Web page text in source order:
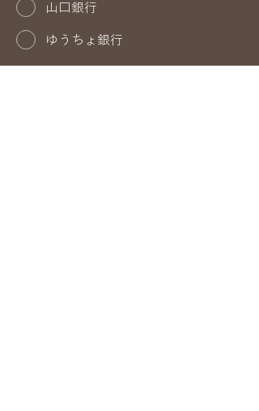
山口銀行
ゆうちょ銀行